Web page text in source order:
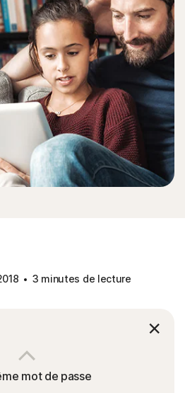
3 minutes de lecture
mot de passe